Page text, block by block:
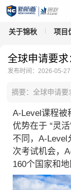
关于锦秋 项目
全球申请要
发布时间：2026-05-27
摘要：全球申请要
A-Level课程被
优势在于 “灵
不同，A-Level
次考试机会，
160个国家和